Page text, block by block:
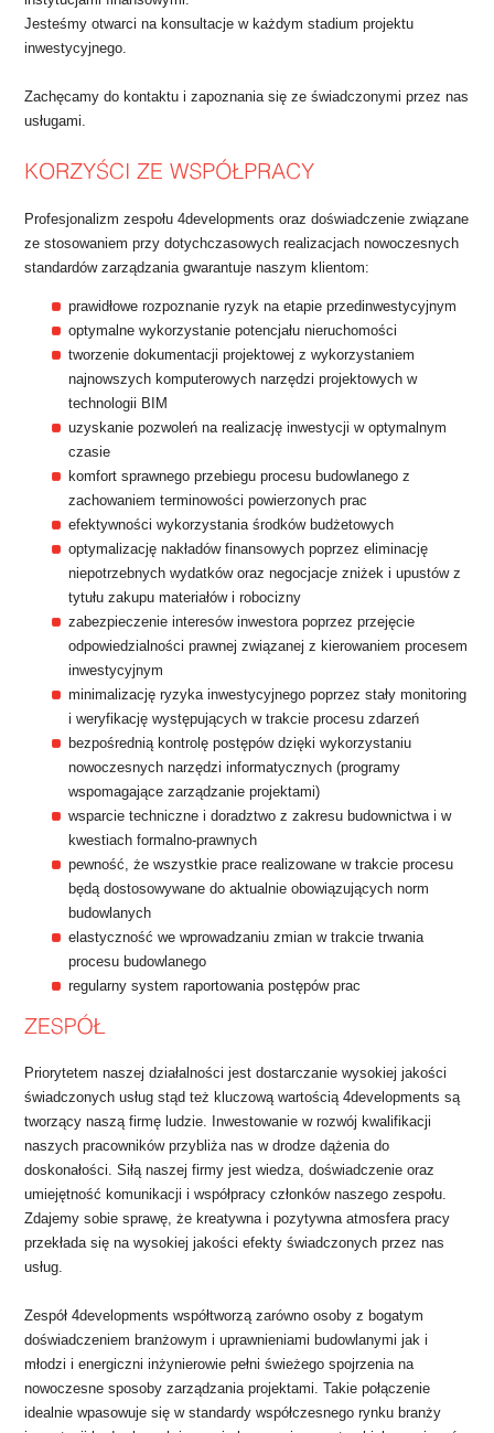
Jesteśmy otwarci na konsultacje w każdym stadium projektu
inwestycyjnego.
Zachęcamy do kontaktu i zapoznania się ze świadczonymi przez nas
usługami.
Profesjonalizm zespołu 4developments oraz doświadczenie związane
ze stosowaniem przy dotychczasowych realizacjach nowoczesnych
standardów zarządzania gwarantuje naszym klientom:
prawidłowe rozpoznanie ryzyk na etapie przedinwestycyjnym
optymalne wykorzystanie potencjału nieruchomości
tworzenie dokumentacji projektowej z wykorzystaniem
najnowszych komputerowych narzędzi projektowych w
technologii BIM
uzyskanie pozwoleń na realizację inwestycji w optymalnym
czasie
komfort sprawnego przebiegu procesu budowlanego z
zachowaniem terminowości powierzonych prac
efektywności wykorzystania środków budżetowych
optymalizację nakładów finansowych poprzez eliminację
niepotrzebnych wydatków oraz negocjacje zniżek i upustów z
tytułu zakupu materiałów i robocizny
zabezpieczenie interesów inwestora poprzez przejęcie
odpowiedzialności prawnej związanej z kierowaniem procesem
inwestycyjnym
minimalizację ryzyka inwestycyjnego poprzez stały monitoring
i weryfikację występujących w trakcie procesu zdarzeń
bezpośrednią kontrolę postępów dzięki wykorzystaniu
nowoczesnych narzędzi informatycznych (programy
wspomagające zarządzanie projektami)
wsparcie techniczne i doradztwo z zakresu budownictwa i w
kwestiach formalno-prawnych
pewność, że wszystkie prace realizowane w trakcie procesu
będą dostosowywane do aktualnie obowiązujących norm
budowlanych
elastyczność we wprowadzaniu zmian w trakcie trwania
procesu budowlanego
regularny system raportowania postępów prac
Priorytetem naszej działalności jest dostarczanie wysokiej jakości
świadczonych usług stąd też kluczową wartością 4developments są
tworzący naszą firmę ludzie. Inwestowanie w rozwój kwalifikacji
naszych pracowników przybliża nas w drodze dążenia do
doskonałości. Siłą naszej firmy jest wiedza, doświadczenie oraz
umiejętność komunikacji i współpracy członków naszego zespołu.
Zdajemy sobie sprawę, że kreatywna i pozytywna atmosfera pracy
przekłada się na wysokiej jakości efekty świadczonych przez nas
usług.
Zespół 4developments współtworzą zarówno osoby z bogatym
doświadczeniem branżowym i uprawnieniami budowlanymi jak i
młodzi i energiczni inżynierowie pełni świeżego spojrzenia na
nowoczesne sposoby zarządzania projektami. Takie połączenie
idealnie wpasowuje się w standardy współczesnego rynku branży